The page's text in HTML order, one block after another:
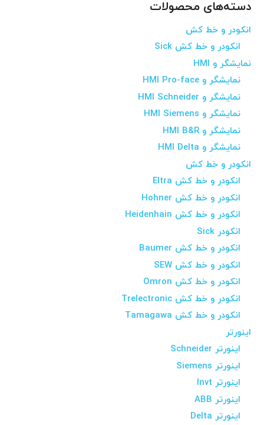
دسته‌های محصولات
انکودر و خط کش
انکودر و خط کش Sick
نمایشگر و HMI
نمایشگر و HMI Pro-face
نمایشگر و HMI Schneider
نمایشگر و HMI Siemens
نمایشگر و HMI B&R
نمایشگر و HMI Delta
انکودر و خط کش
انکودر و خط کش Eltra
انکودر و خط کش Hohner
انکودر و خط کش Heidenhain
انکودر Sick
انکودر و خط کش Baumer
انکودر و خط کش SEW
انکودر و خط کش Omron
انکودر و خط کش Trelectronic
انکودر و خط کش Tamagawa
اینورتر
اینورتر Schneider
اینورتر Siemens
اینورتر Invt
اینورتر ABB
اینورتر Delta